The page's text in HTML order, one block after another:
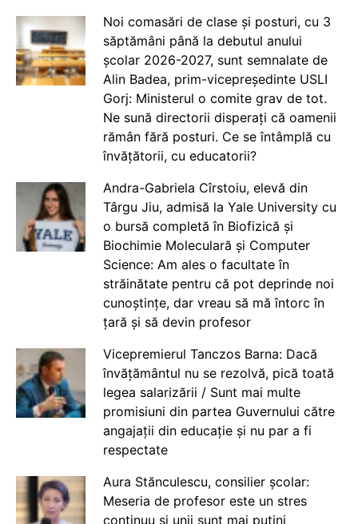
Noi comasări de clase și posturi, cu 3
săptămâni până la debutul anului
școlar 2026-2027, sunt semnalate de
Alin Badea, prim-vicepreședinte USLI
Gorj: Ministerul o comite grav de tot.
Ne sună directorii disperați că oamenii
rămân fără posturi. Ce se întâmplă cu
învățătorii, cu educatorii?
Andra-Gabriela Cîrstoiu, elevă din
Târgu Jiu, admisă la Yale University cu
o bursă completă în Biofizică și
Biochimie Moleculară și Computer
Science: Am ales o facultate în
străinătate pentru că pot deprinde noi
cunoștințe, dar vreau să mă întorc în
țară și să devin profesor
Vicepremierul Tanczos Barna: Dacă
învățământul nu se rezolvă, pică toată
legea salarizării / Sunt mai multe
promisiuni din partea Guvernului către
angajații din educație și nu par a fi
respectate
Aura Stănculescu, consilier școlar:
Meseria de profesor este un stres
continuu și unii sunt mai puțini